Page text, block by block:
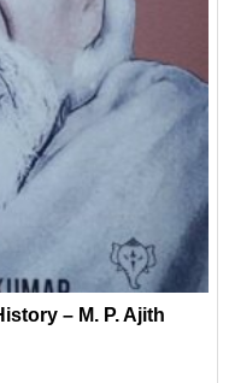
– M. P. Ajith